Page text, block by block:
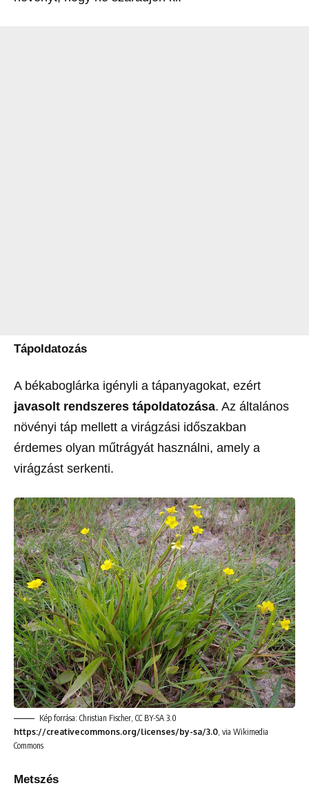
Tápoldatozás
A békaboglárka igényli a tápanyagokat, ezért
javasolt rendszeres tápoldatozása. Az általános
növényi táp mellett a virágzási időszakban
érdemes olyan műtrágyát használni, amely a
virágzást serkenti.
Kép forrása: Christian Fischer, CC BY-SA 3.0
https://creativecommons.org/licenses/by-sa/3.0 , via Wikimedia
Commons
Metszés